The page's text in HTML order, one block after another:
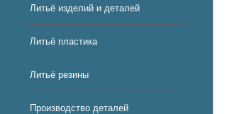
Литьё изделий и деталей
Литьё пластика
Литьё резины
Производство деталей